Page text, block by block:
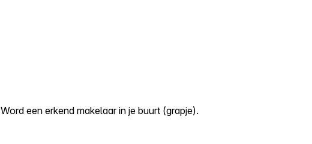
Word een erkend makelaar in je buurt (grapje).